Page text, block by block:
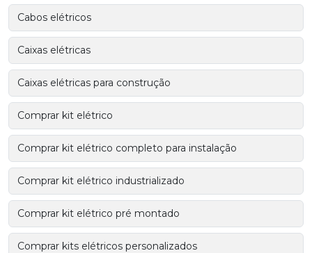
Cabos elétricos
Caixas elétricas
Caixas elétricas para construção
Comprar kit elétrico
Comprar kit elétrico completo para instalação
Comprar kit elétrico industrializado
Comprar kit elétrico pré montado
Comprar kits elétricos personalizados